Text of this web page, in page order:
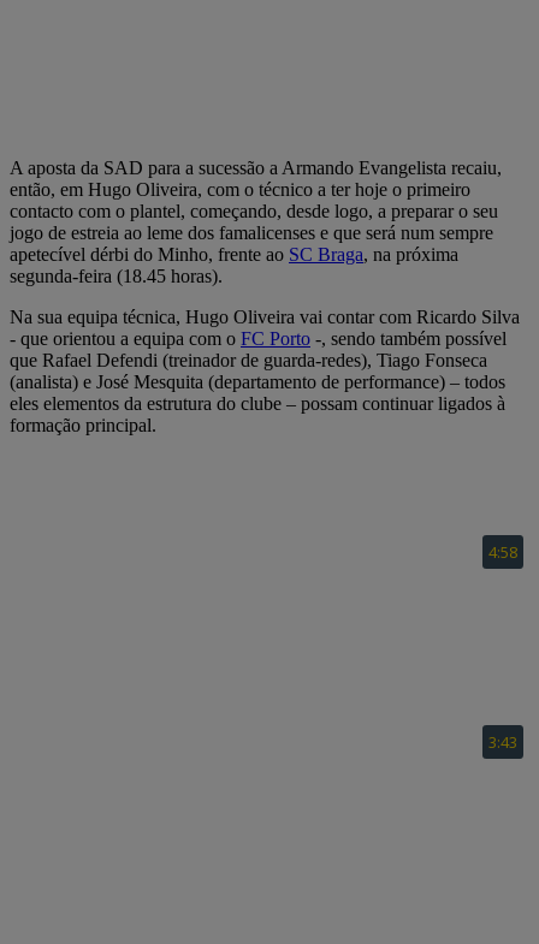
A aposta da SAD para a sucessão a Armando Evangelista recaiu,
então, em Hugo Oliveira, com o técnico a ter hoje o primeiro
contacto com o plantel, começando, desde logo, a preparar o seu
jogo de estreia ao leme dos famalicenses e que será num sempre
apetecível dérbi do Minho, frente ao SC Braga, na próxima
segunda-feira (18.45 horas).
Na sua equipa técnica, Hugo Oliveira vai contar com Ricardo Silva
- que orientou a equipa com o FC Porto -, sendo também possível
que Rafael Defendi (treinador de guarda-redes), Tiago Fonseca
(analista) e José Mesquita (departamento de performance) – todos
eles elementos da estrutura do clube – possam continuar ligados à
formação principal.